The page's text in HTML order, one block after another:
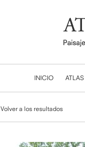
INICIO ATLAS
Volver a los resultados